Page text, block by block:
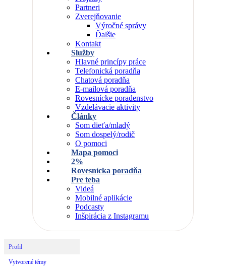
Partneri
Zverejňovanie
Výročné správy
Ďalšie
Kontakt
Služby
Hlavné princípy práce
Telefonická poradňa
Chatová poradňa
E-mailová poradňa
Rovesnícke poradenstvo
Vzdelávacie aktivity
Články
Som dieťa/mladý
Som dospelý/rodič
O pomoci
Mapa pomoci
2%
Rovesnícka poradňa
Pre teba
Videá
Mobilné aplikácie
Podcasty
Inšpirácia z Instagramu
Profil
Vytvorené témy